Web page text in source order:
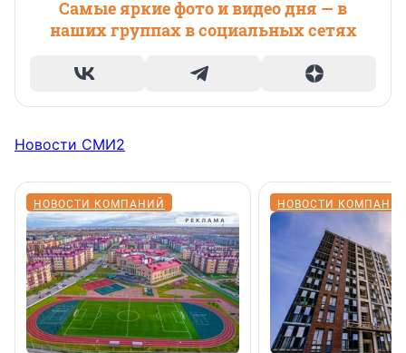
Самые яркие фото и видео дня — в
наших группах в социальных сетях
Новости СМИ2
НОВОСТИ КОМПАНИЙ НОВОСТИ